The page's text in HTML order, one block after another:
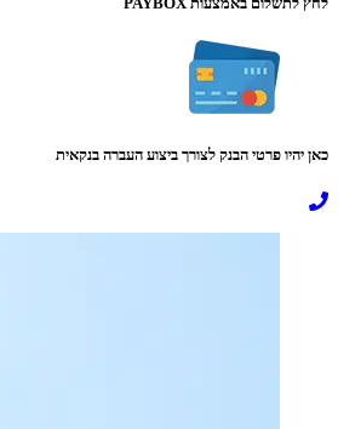
כאן יהיו פרטי הבנק לצורך ביצוע העברה בנקאית